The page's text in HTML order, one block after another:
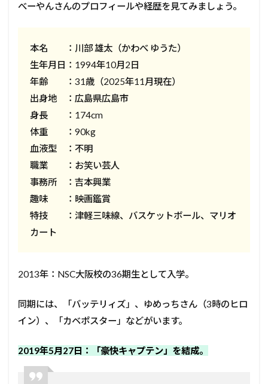
べーやんさんのプロフィールや経歴を見てみましょう。
本名 ：川部 雄太（かわべ ゆうた）
生年月日：1994年10月2日
年齢 ：31歳（2025年11月現在）
出身地 ：広島県広島市
身長 ：174cm
体重 ：90kg
血液型 ：不明
職業 ：お笑い芸人
事務所 ：吉本興業
趣味 ：映画鑑賞
特技 ：津軽三味線、バスケットボール、マリオ
カート
2013年：NSC大阪校の36期生として入学。
同期には、「バッテリィズ」、ゆめっちさん（3時のヒロ
イン）、「カベポスター」などがいます。
2019年5月27日：「豪快キャプテン」を結成。